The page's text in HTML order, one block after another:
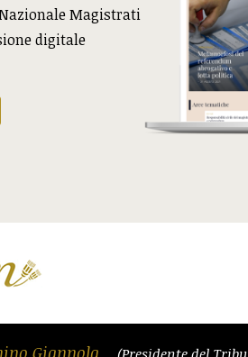
Magistrati
digitale
Giannola (Presidente del